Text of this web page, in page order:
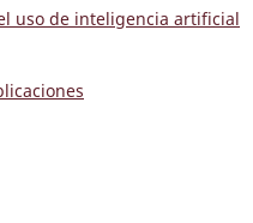
uso de inteligencia artificial